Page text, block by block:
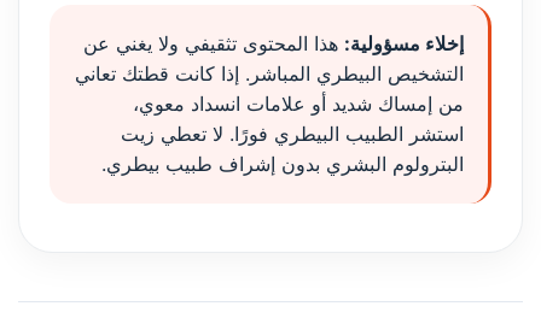
إخلاء مسؤولية: هذا المحتوى تثقيفي ولا يغني عن
التشخيص البيطري المباشر. إذا كانت قطتك تعاني
من إمساك شديد أو علامات انسداد معوي،
استشر الطبيب البيطري فورًا. لا تعطي زيت
البترولوم البشري بدون إشراف طبيب بيطري.